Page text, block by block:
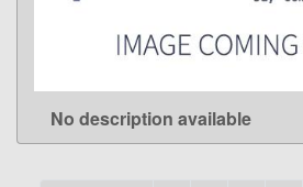
LEARN MORE
No description available